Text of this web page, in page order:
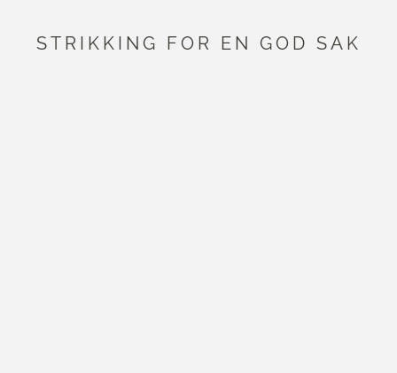
STRIKKING FOR EN GOD SAK